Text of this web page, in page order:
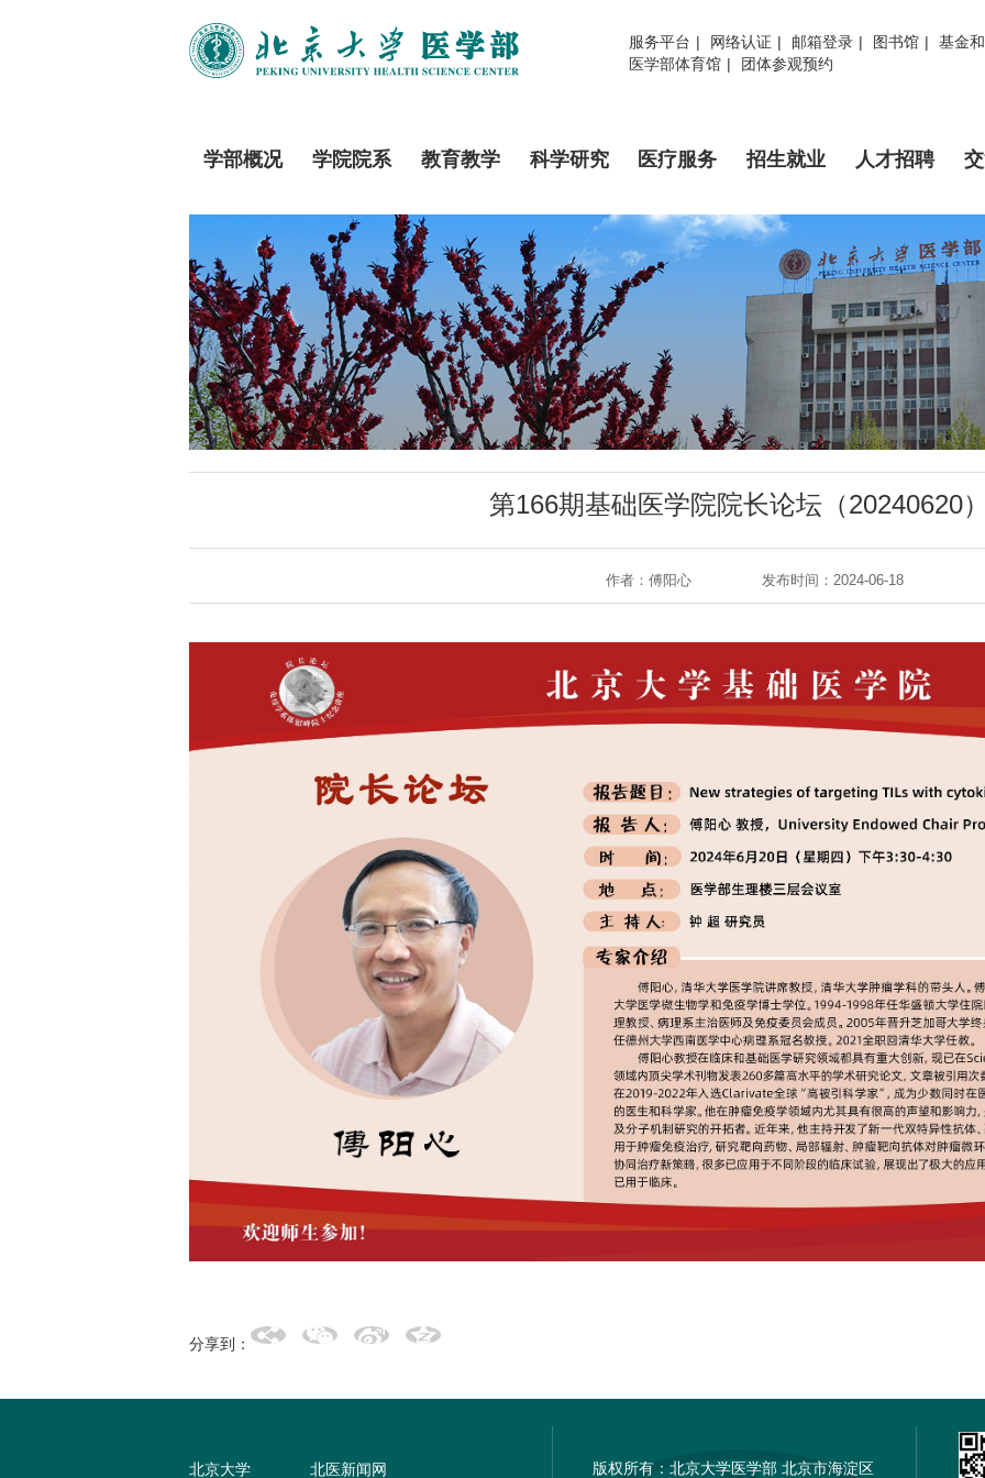
服务平台 | 网络认证 | 邮箱登录 | 图书馆 |
基金
医学部体育馆 | 团体参观预约
学部概况 学院院系 教育教学 科学研究 医疗服务 招生就业 人才招聘
第166期基础医学院院长论坛（20240620
作者：傅阳心 发布时间：2024-06-18
分享到：
北京大学 北医新闻网 版权所有：北京大学医学部 北京市海淀区